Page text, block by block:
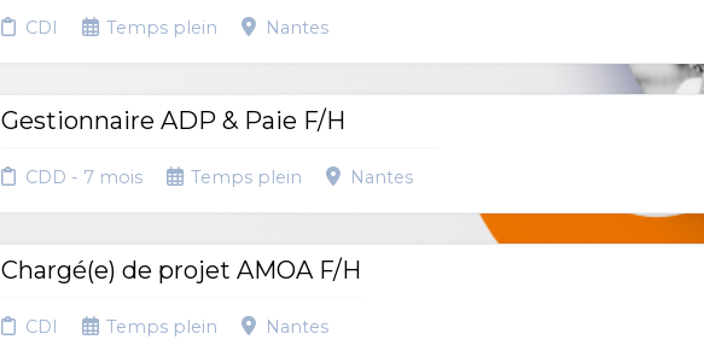
CDI Temps plein Nantes
Gestionnaire ADP & Paie F/H
CDD - 7 mois Temps plein Nantes
Chargé(e) de projet AMOA F/H
CDI Temps plein Nantes